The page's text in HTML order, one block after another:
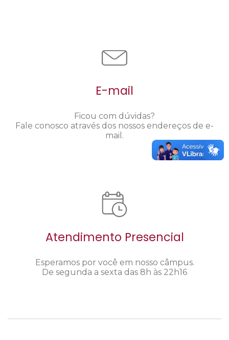
E-mail
Ficou com dúvidas?
Fale conosco através dos nossos endereços de e-
mail.
Atendimento Presencial
Esperamos por você em nosso câmpus.
De segunda a sexta das 8h às 22h16